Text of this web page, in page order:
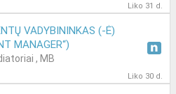
Liko 31 d.
VADYBININKAS (-Ė)
MANAGER“)
, MB
Liko 30 d.